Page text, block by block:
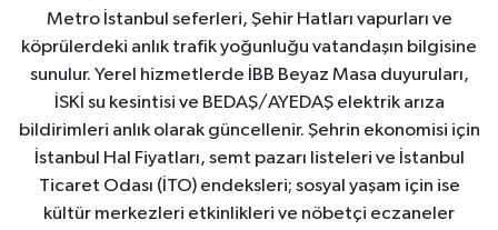
Metro İstanbul seferleri, Şehir Hatları vapurları ve
köprülerdeki anlık trafik yoğunluğu vatandaşın bilgisine
sunulur. Yerel hizmetlerde İBB Beyaz Masa duyuruları,
İSKİ su kesintisi ve BEDAŞ/AYEDAŞ elektrik arıza
bildirimleri anlık olarak güncellenir. Şehrin ekonomisi için
İstanbul Hal Fiyatları, semt pazarı listeleri ve İstanbul
Ticaret Odası (İTO) endeksleri; sosyal yaşam için ise
kültür merkezleri etkinlikleri ve nöbetçi eczaneler